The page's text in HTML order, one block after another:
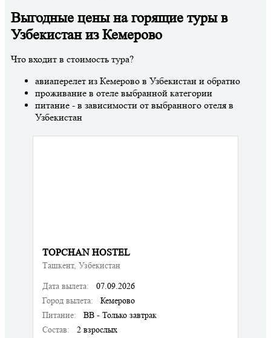
Выгодные цены на горящие туры в
Узбекистан из Кемерово
Что входит в стоимость тура?
авиаперелет из Кемерово в Узбекистан и обратно
проживание в отеле выбранной категории
питание - в зависимости от выбранного отеля в
Узбекистан
TOPCHAN HOSTEL
Ташкент, Узбекистан
Дата вылета:
07.09.2026
Город вылета:
Кемерово
Питание:
BB - Только завтрак
Состав:
2 взрослых